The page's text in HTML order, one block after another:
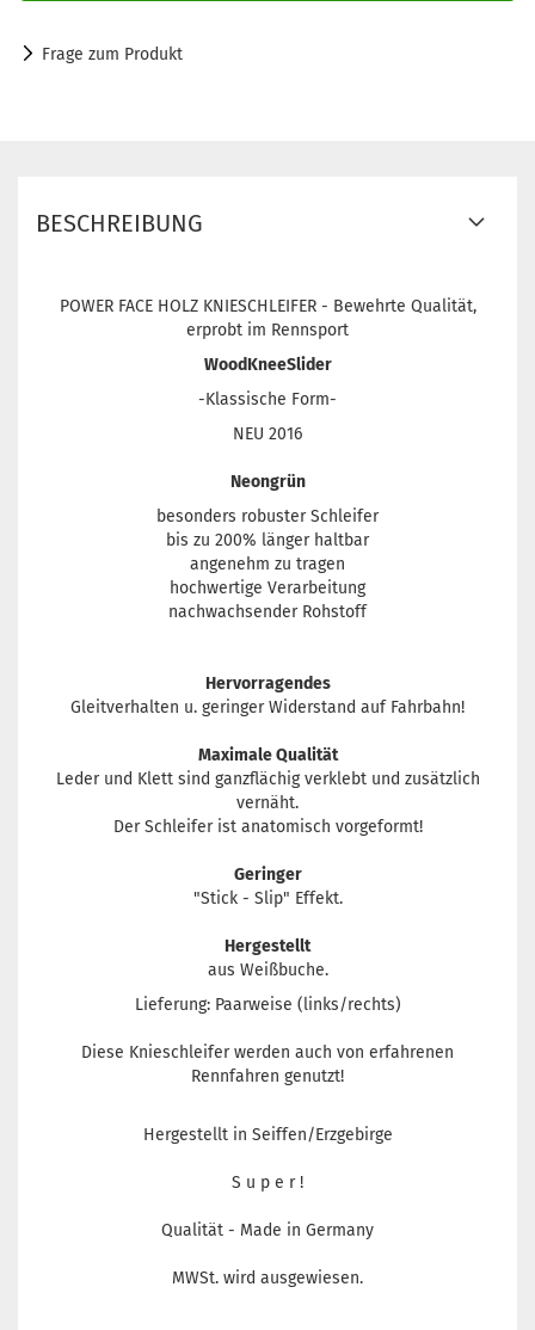
Frage zum Produkt
BESCHREIBUNG
POWER FACE HOLZ KNIESCHLEIFER - Bewehrte Qualität,
erprobt im Rennsport
WoodKneeSlider
-Klassische Form-
NEU 2016
Neongrün
besonders robuster Schleifer
bis zu 200% länger haltbar
angenehm zu tragen
hochwertige Verarbeitung
nachwachsender Rohstoff
Hervorragendes
Gleitverhalten u. geringer Widerstand auf Fahrbahn!
Maximale Qualität
Leder und Klett sind ganzflächig verklebt und zusätzlich
vernäht.
Der Schleifer ist anatomisch vorgeformt!
Geringer
"Stick - Slip" Effekt.
Hergestellt
aus Weißbuche.
Lieferung: Paarweise (links/rechts)
Diese Knieschleifer werden auch von erfahrenen
Rennfahren genutzt!
Hergestellt in Seiffen/Erzgebirge
S u p e r !
Qualität - Made in Germany
MWSt. wird ausgewiesen.